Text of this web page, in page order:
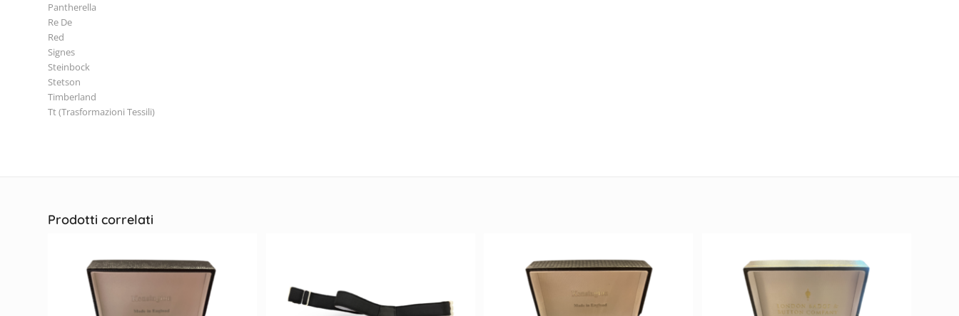
Pantherella
Re De
Red
Signes
Steinbock
Stetson
Timberland
Tt (Trasformazioni Tessili)
Prodotti correlati